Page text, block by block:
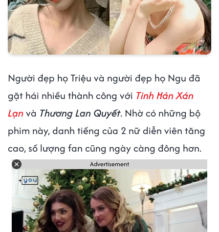
Người đẹp họ Triệu và người đẹp họ Ngu đã
gặt hái nhiều thành công với Tinh Hán Xán
Lạn và Thương Lan Quyết. Nhờ có những bộ
phim này, danh tiếng của 2 nữ diễn viên tăng
cao, số lượng fan cũng ngày càng đông hơn.
Advertisement